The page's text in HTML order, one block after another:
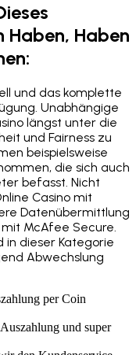
Haben, Haben
und das komplette
Unabhängige
längst unter die
und Fairness zu
beispielsweise
die sich auch
befasst. Nicht
Casino mit
Datenübermittlung
McAfee Secure.
in dieser Kategorie
Abwechslung
per Coin
und super